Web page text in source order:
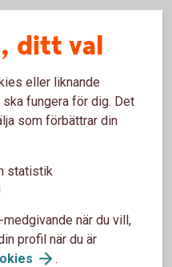
okänd kurs (okänt pris).
en årlig avkastningsskatt,
och klara vid uttag.
ditt val
eller liknande
fungera för dig. Det
som förbättrar din
statistik
när du vill,
profil när du är
.